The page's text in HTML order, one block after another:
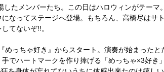
たメンバーたち。この日はハロウィンがテーマ
なってステージへ登場。もちろん、高橋尽は
てないぞ!!。
めっちゃ好き』からスタート。演奏が始まった
でハートマークを作り捧げる「めっちゃ×3好き